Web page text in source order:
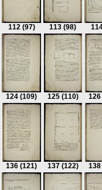
112 (97) 113 (98)
124 (109) 125 (110) 126
136 (121) 137 (122) 138